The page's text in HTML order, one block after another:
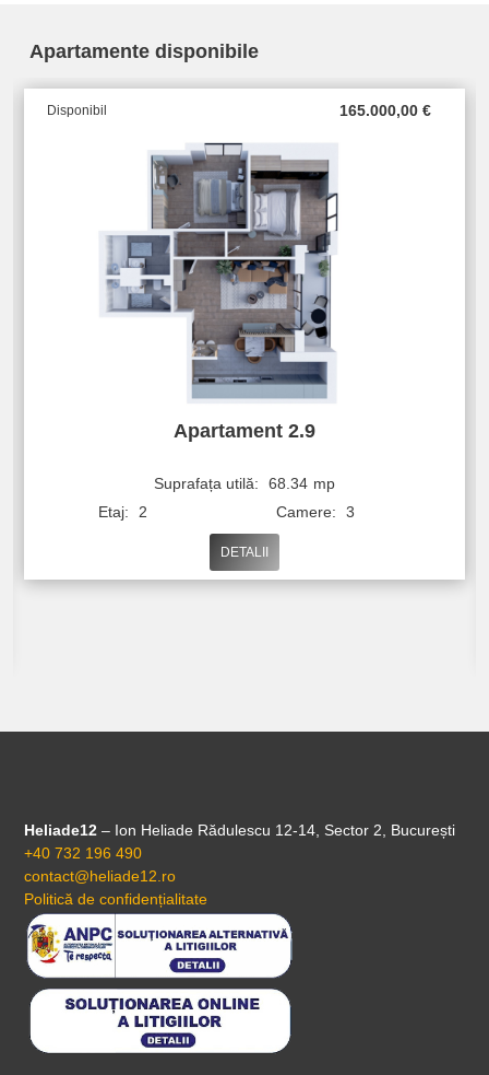
Apartamente disponibile
Disponibil 165.000,00€
Apartament 2.9
Suprafața utilă: 68.34 mp
Etaj:
2 Camere: 3
DETALII
Heliade12 – Ion Heliade Rădulescu 12-14, Sector 2, București
+40 732 196 490
contact@heliade12.ro
Politică de confidențialitate